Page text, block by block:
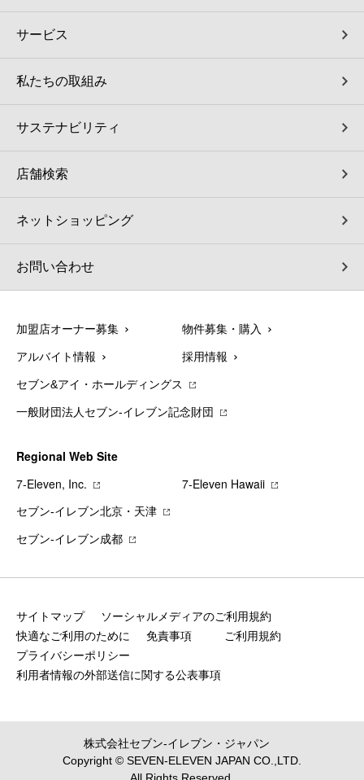
ソフトバンクギフト
サービス
私たちの取組み
サステナビリティ
店舗検索
ネットショッピング
お問い合わせ
加盟店オーナー募集 物件募集・購入
アルバイト情報 採用情報
セブン&アイ・ホールディングス
一般財団法人セブン-イレブン記念財団
Regional Web Site
7‐Eleven, Inc.
7‐Eleven Hawaii
セブン‐イレブン北京・天津
セブン‐イレブン成都
サイトマップ
ソーシャルメディアのご利用規約
快適なご利用のために
免責事項
ご利用規約
プライバシーポリシー
利用者情報の外部送信に関する公表事項
株式会社セブン‐イレブン・ジャパン
Copyright © SEVEN-ELEVEN JAPAN CO.,LTD.